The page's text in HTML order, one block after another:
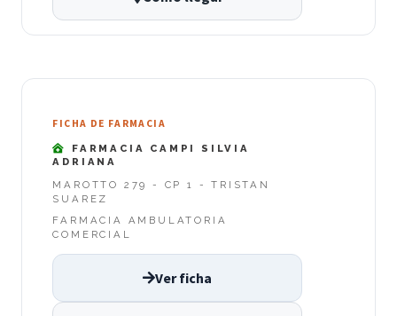
FICHA DE FARMACIA
FARMACIA CAMPI SILVIA
ADRIANA
MAROTTO 279 - CP 1 - TRISTAN
SUAREZ
FARMACIA AMBULATORIA
COMERCIAL
Ver ficha